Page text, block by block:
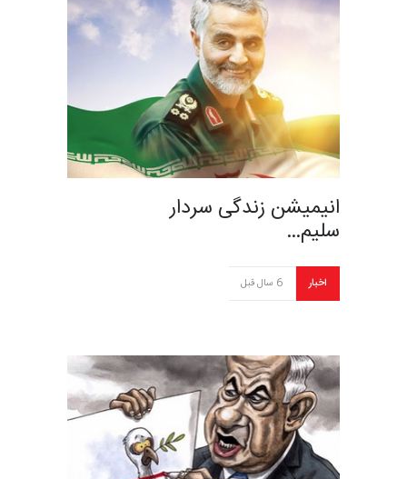
انیمیشن زندگی سردار
سلیم…
اخبار 6 سال قبل